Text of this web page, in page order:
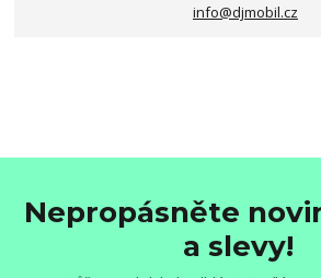
info@djmobil.cz
Nepropásněte
a slevy!